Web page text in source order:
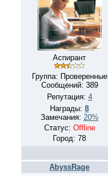
Аспирант
Группа: Проверенные
Сообщений: 389
Репутация: 4
Награды: 8
Замечания: 20%
Статус: Offline
Город: 78
AbyssRage